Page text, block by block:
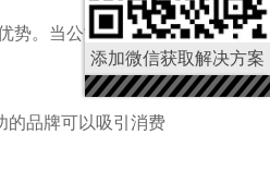
势。当公司成立时，品
的品牌可以吸引消费
添加微信获取解决方案